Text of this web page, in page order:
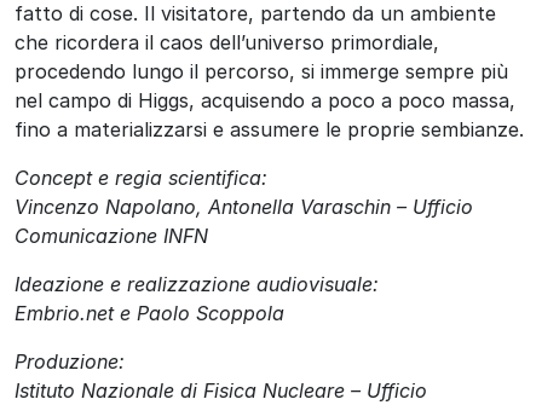
fatto di cose. Il visitatore, partendo da un ambiente
che ricordera il caos dell’universo primordiale,
procedendo lungo il percorso, si immerge sempre più
nel campo di Higgs, acquisendo a poco a poco massa,
fino a materializzarsi e assumere le proprie sembianze.
Concept e regia scientifica:
Vincenzo Napolano, Antonella Varaschin – Ufficio
Comunicazione INFN
Ideazione e realizzazione audiovisuale:
Embrio.net e Paolo Scoppola
Produzione:
Istituto Nazionale di Fisica Nucleare – Ufficio